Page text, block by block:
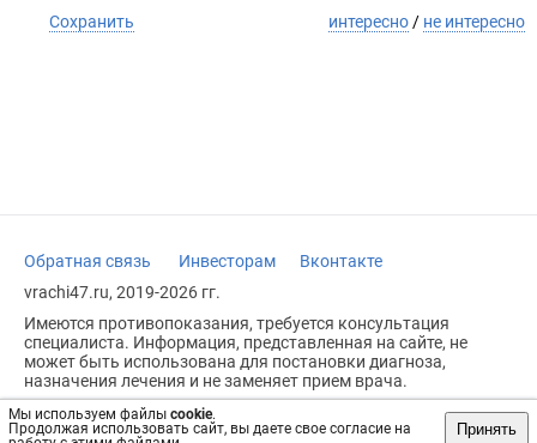
Мы используем файлы cookie.
Продолжая использовать сайт, вы даете свое согласие на
Принять
Сохранить интересно / не интересно
Обратная связь Инвесторам
Вконтакте
vrachi47.ru, 2019-2026 гг.
Имеются противопоказания, требуется консультация
специалиста. Информация, представленная на сайте, не
может быть использована для постановки диагноза,
назначения лечения и не заменяет прием врача.
Возрастное ограничение: 18+